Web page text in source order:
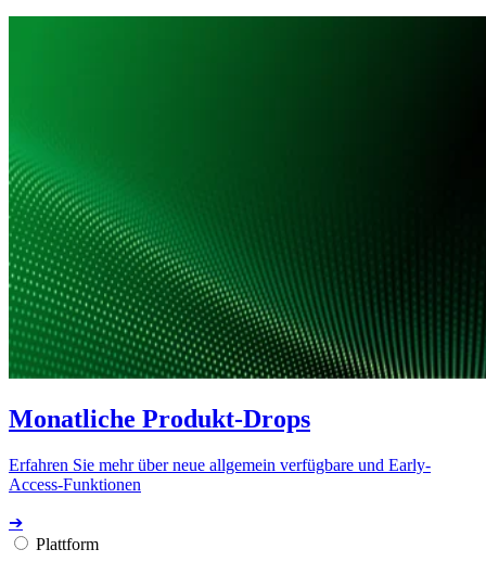
Monatliche Produkt-Drops
Erfahren Sie mehr über neue allgemein verfügbare und Early-
Access-Funktionen
➔
Plattform